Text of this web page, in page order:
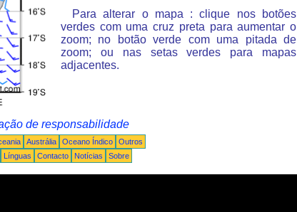
Para alterar o mapa : clique nos botões
verdes com uma cruz preta para aumentar o
zoom; no botão verde com uma pitada de
zoom; ou nas setas verdes para mapas
adjacentes.
de responsabilidade
Austrália Oceano Índico
Outros
Línguas Contacto Notícias Sobre